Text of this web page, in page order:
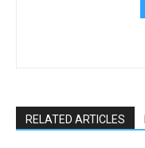
RELATED ARTICLES